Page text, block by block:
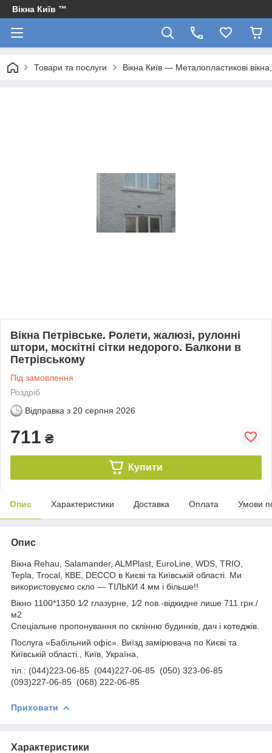
Вікна Київ ™
Товари та послуги Вікна Київ — Металопластикові
Вікна Петрівське. Ролети, жалюзі, рулонні
штори, москітні сітки недорого. Балкони в
Петрівському
Під замовлення
Роздріб
Відправка з 20 серпня 2026
711 ₴
Купити
Опис Характеристики Доставка Оплата Умови
Опис
Вікна Rehau, Salamander, ALMPlast, EuroLine, WDS, TRIO,
Tepla, Trocal, КВЕ, DECCO в Києві та Київській області. Ми
використовуємо скло — ТІЛЬКИ 4 мм і більше!!
Вікно 1100*1350 1⁄2 глазурне, 1⁄2 пов.-відкидне лише 711 грн./
м2
Спеціальне пропонування по склінню будинків, дач і котеджів.
Послуга «Бабільний офіс». Виїзд замірювача по Києві та
Київській області., Київ, Україна,
тіл.: (044)223-06-85 (044)227-06-85 (050) 323-06-85
(093)227-06-85 (068) 222-06-85
Приховати
Характеристики